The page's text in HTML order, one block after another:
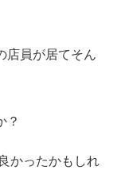
店員が居てそん
？
かったかもしれ